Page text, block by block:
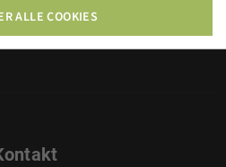
Spar 20% - 70% på kendte
ALLE COOKIES